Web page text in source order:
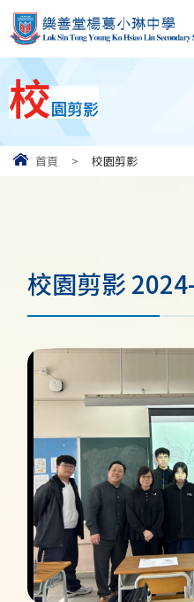
校園剪影
首頁 > 校園剪影
校園剪影